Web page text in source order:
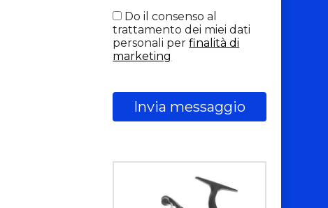
Do il consenso al
trattamento dei miei dati
personali perfinalità di
marketing
Invia messaggio